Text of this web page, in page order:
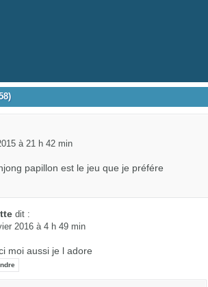
à 21 h 42 min
papillon est le jeu que je préfére
dit :
2016 à 4 h 49 min
moi aussi je l adore